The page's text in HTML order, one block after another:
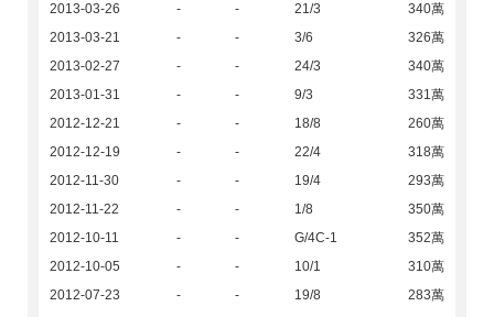
2013-03-26
- - 21/3
340萬
2013-03-21
- - 3/6
326萬
2013-02-27
- - 24/3
340萬
2013-01-31
- - 9/3
331萬
2012-12-21
- - 18/8
260萬
2012-12-19
- - 22/4
318萬
2012-11-30
- - 19/4
293萬
2012-11-22
- - 1/8
350萬
2012-10-11
- - G/4C-1
352萬
2012-10-05
- - 10/1
310萬
2012-07-23
- - 19/8
283萬